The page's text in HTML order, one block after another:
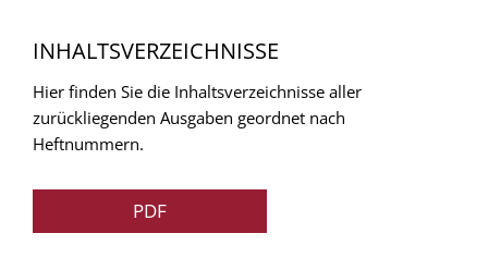
INHALTSVERZEICHNISSE
Hier finden Sie die Inhaltsverzeichnisse aller
zurückliegenden Ausgaben geordnet nach
Heftnummern.
PDF